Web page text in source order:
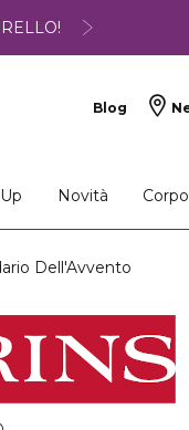
Blog
Novità Corpo
Dell'Avvento